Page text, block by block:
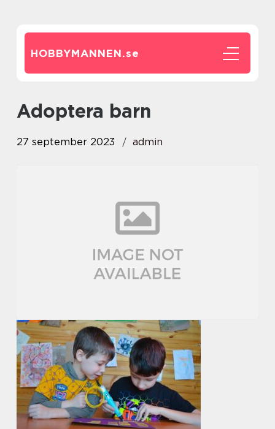
HOBBYMANNEN.se
adoptera barn
27 september 2023 admin